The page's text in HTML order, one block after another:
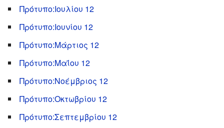
Πρότυπο:Ιουλίου 12
Πρότυπο:Ιουνίου 12
Πρότυπο:Μάρτιος 12
Πρότυπο:Μαΐου 12
Πρότυπο:Νοέμβριος 12
Πρότυπο:Οκτωβρίου 12
Πρότυπο:Σεπτεμβρίου 12